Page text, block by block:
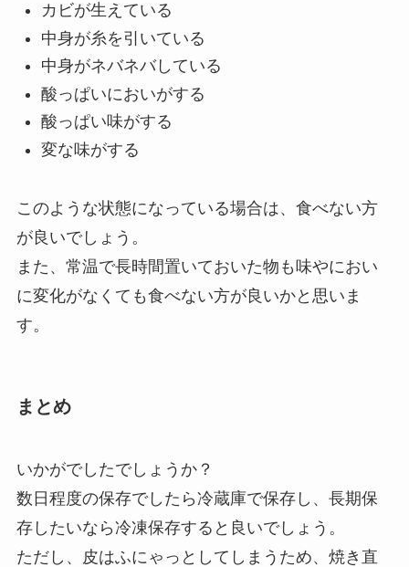
カビが生えている
中身が糸を引いている
中身がネバネバしている
酸っぱいにおいがする
酸っぱい味がする
変な味がする
このような状態になっている場合は、食べない方
が良いでしょう。
また、常温で長時間置いておいた物も味やにおい
に変化がなくても食べない方が良いかと思いま
す。
まとめ
いかがでしたでしょうか？
数日程度の保存でしたら冷蔵庫で保存し、長期保
存したいなら冷凍保存すると良いでしょう。
ただし、皮はふにゃっとしてしまうため、焼き直